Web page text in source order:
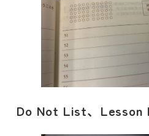
Do Not List、Lesson